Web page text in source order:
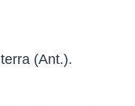
(Ant.).